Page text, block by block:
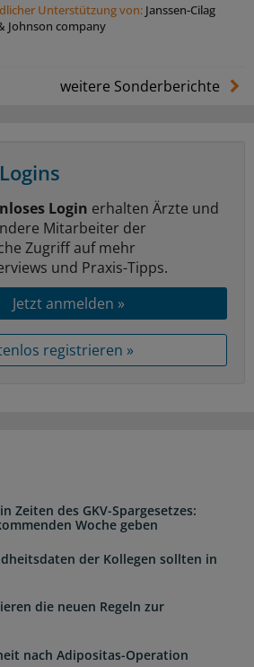
Unterstützung von: Janssen-Cilag
Johnson company
weitere Sonderberichte
Login erhalten Ärzte und
Mitarbeiter der
Zugriff auf mehr
und Praxis-Tipps.
Jetzt anmelden »
registrieren »
Zeiten des GKV-Spargesetzes:
Woche geben
der Kollegen sollten in
die neuen Regeln zur
nach Adipositas-Operation